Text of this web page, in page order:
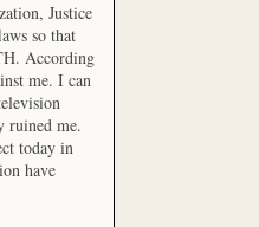
Justice
so that
According
me. I can
ruined me.
today in
have